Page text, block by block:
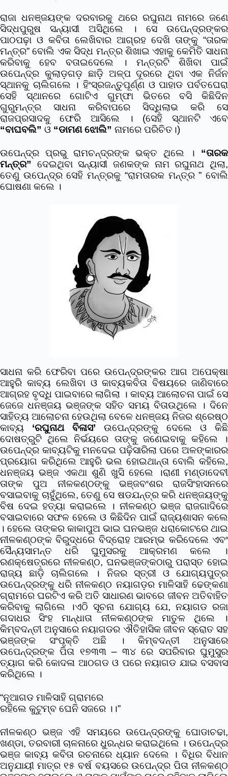
ରାଜା ଧନଞ୍ଜୟଙ୍କ ଦରବାରକୁ ଥରେ ରଘୁନାଥ ନାମରେ ଜଣେ
ସିଦ୍ଧପୁରୁଷ ସନ୍ୟାସୀ ଅସିଥିଲେ । ସେ ଉପେନ୍ଦ୍ରଙ୍କର
ପାଠପଢ଼ା ଓ କବିତା ଲେଖିବାର ଆଗ୍ରହ ଦେଖି ତାଙ୍କୁ “ତାରକ
ମନ୍ତ୍ର” ବୋଲି ଏକ ସିଦ୍ଧ ମନ୍ତ୍ର ଶିଖାଇ ଏହାକୁ କେମିତି ସାଧନା
କରିବାକୁ ହେବ ବତାଇଦେଲେ । ମନ୍ତ୍ରଟି ଶିଖିବା ପାଇଁ
ଉପେନ୍ଦ୍ର କୁଲାଡ଼ଗଡ଼ ଛାଡ଼ି ଅଳ୍ପ ଦୂରରେ ଥିବା ଏକ ନିର୍ଜନ
ସ୍ଥାନକୁ ଚାଲିଗଲେ । ହିଂସ୍ରଜନ୍ତୁପୂର୍ଣ୍ଣ ଓ ପାହାଡ ପର୍ବତଘେରା
ସେହି ସ୍ଥାନରେ ଗୋଟିଏ ଗୁମ୍ଫା ଭିତରେ ବସି କିଛିଦିନ
ଗୁରୁମନ୍ତ୍ର ସାଧନା କରିବାପରେ ସିଦ୍ଧିଲାଭ କରି ସେ
ରାଜପ୍ରସାଦକୁ ଫେରି ଆସିଲେ । (ସେହି ସ୍ଥାନଟି ଏବେ
“ବାଘବଲି” ଓ “ଡାମଣ ଝୋଲି” ନାମରେ ପରିଚିତ।)
ଉପେନ୍ଦ୍ର ପ୍ରଭୁ ରାମଚନ୍ଦ୍ରଙ୍କ ଭକ୍ତ ଥିଲେ । “ତାରକ
ମନ୍ତ୍ର” ଦେଇଥିବା ସନ୍ୟାସୀ ଜଣକଙ୍କ ନାମ ରଘୁନାଥ ଥିଲା,
ତେଣୁ ଉପେନ୍ଦ୍ର ସେହି ମନ୍ତ୍ରକୁ “ରାମତାରକ ମନ୍ତ୍ର ” ବୋଲି
ଘୋଷଣା କଲେ ।
ସାଧନା କରି ଫେରିବା ପରେ ଉପେନ୍ଦ୍ରଙ୍କର ଆଗ ଅପେକ୍ଷା
ଆହୁରି କାବ୍ୟ ଲେଖିବା ଓ କାବ୍ୟକବିତା ବିଷୟରେ ଜାଣିବାରେ
ଆଗ୍ରହ ବୃଦ୍ଧି ପାଇବାରେ ଲାଗିଲା । କାବ୍ୟ ଆଲୋଚନା ପାଇଁ ସେ
ଜେଜେ ଧନଞ୍ଜୟ ଭଞ୍ଜଙ୍କ ସହିତ ସମୟ ବିତାଉଥିଲେ । ଦିନେ
ସାହିତ୍ୟ ଆଲୋଚନା ହେଉଥିଲା ବେଳେ ଧନଞ୍ଜୟ ନିଜର ଶ୍ରେଷ୍ଠ
କାବ୍ୟ ‘ରଘୁନାଥ ବିଳାସ’ ଉପେନ୍ଦ୍ରଙ୍କୁ ଦେଲେ ଓ କିଛି
ଦୋଷତ୍ରୁଟି ଥିଲେ ନିର୍ଭୟରେ ତାଙ୍କୁ ଜଣେଇବାକୁ କହିଲେ ।
ଉପେନ୍ଦ୍ର କାବ୍ୟଟିକୁ ମନଦେଇ ପଢ଼ିସାରିଲା ପରେ ଅଳଙ୍କାରର
ପ୍ରୟୋଗ କରିଥିଲେ ଆହୁରି ଭଲ ହୋଇଥାନ୍ତା ବୋଲି କହିଲେ,
ଧନଞ୍ଜୟ ଭଞ୍ଜ ଏକଥା ଶୁଣି ଖୁସି ହେଲେ ।ରାଣୀ ମଣ୍ଡାଦେବୀ
ତାଙ୍କ ପୁଅ ନୀଳକଣ୍ଠଙ୍କୁ ଭଞ୍ଜବଂଶର ରାଜସିଂହାସନରେ
ବସାଇବାକୁ ଚାହୁଁଥିଲେ, ତେଣୁ ସେ ଷଡଯନ୍ତ୍ର କରି ଧନଞ୍ଜୟଙ୍କୁ
ବିଷ ଦେଇ ହତ୍ୟା କରାଇଲେ । ନୀଳକଣ୍ଠ ଭଞ୍ଜ ରାଜଗାଦିରେ
ବସାଇବାରେ ସଫଳ ହେଲେ ଓ କିଛିଦିନ ପାଇଁ ରାଜ୍ୟଶାସନ କଲେ
। ହେଲେ ତାଙ୍କର କାକାପୁଅ ଭାଇ ଘନଭଞ୍ଜ ଧରାକୋଟରେ ଥାଇ
ନୀଳକଣ୍ଠଙ୍କ ବିରୁଦ୍ଧରେ ବିଦ୍ରୋହ ଆରମ୍ଭ କରିଦେଲେ ଏବଂ
ସୈନ୍ୟସାମନ୍ତ ଧରି ଘୁମୁସରକୁ ଆକ୍ରମଣ କଲେ ।
ରଣକ୍ଷେତ୍ରରେ ନୀଳକଣ୍ଠ, ଘନଭଞ୍ଜଙ୍କଠାରୁ ପରାସ୍ତ ହୋଇ
ରାଜ୍ୟ ଛାଡ଼ି ଚାଲିଗଲେ । ନିଜର ସ୍ତ୍ରୀ ଓ ଯୋଗ୍ୟପୁତ୍ର
ଉପେନ୍ଦ୍ରଙ୍କୁ ଧରି ନୀଳକଣ୍ଠ ନୟାଗଡ଼ର ମାଳିସାହି ଢେଙ୍କଣା
ଗ୍ରାମରେ ଘରଟିଏ କରି ଅତି ସାଧାରଣ ଭାବରେ ଜୀବନ ଅତିବାହିତ
କରିବାକୁ ଲାଗିଲେ ।ଏଠି ସୂଚନା ଯୋଗ୍ୟ ଯେ, ନୟାଗଡ ରଜା
ଗଦାଧର ସିଂହ ମାନ୍ଧାତା ନୀଳକଣ୍ଠଙ୍କ ମାତୁଳ ଥିଲେ ।
କିମ୍ବଦନ୍ତୀ ଅନୁସାରେ ନୟାଗଡର ଐତିହାସିକ ଜୀବନ ସ୍ରୋତ ସହ
ଭଞ୍ଜଙ୍କ ସଂପୃକ୍ତି ଅଛି । କିମ୍ବଦନ୍ତୀ ଅନୁସାରେ
ଉପେନ୍ଦ୍ରଙ୍କ ପିତା ୧୭୩୩ – ୩୪ ରେ ସପରିବାର ଘୁମୁସୁର
ତ୍ୟାଗ କରି କୋଦଳା ଆଠଗଡ ଓ ପରେ ନୟାଗଡ ଯାଇ ବସବାସ
କରିଥିଲେ ।
“ନୂଆଗଡ ମାଳିସାହି ଗ୍ରାମରେ
ରହିଲେ କୁଟୁମ୍ବ ଘେନି ସଜରେ ।।”
ନୀଳକଣ୍ଠ ଭଞ୍ଜ ଏହି ସମୟରେ ଉପେନ୍ଦ୍ରଙ୍କୁ ଘୋଡାଚଢା,
ଖଣ୍ଡା, ତରବାରୀ ଚାଳନାରେ ଧୁରନ୍ଧର କରାଇଥିଲେ । ଉପେନ୍ଦ୍ର
ଭଞ୍ଜ କାବ୍ୟ କବିତା ରଚନାରେ ଧ୍ୟାନ ଦେଲେ । ବିଧିର ବିଧାନ
ଅନୁଯାୟୀ ମାତ୍ର ୧୫ ବର୍ଷ ବୟସରେ ଉପେନ୍ଦ୍ର ପିତା ନୀଳକଣ୍ଠ